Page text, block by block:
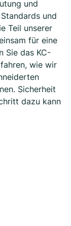
und
und
Teil unserer
für eine
Sie das KC-
wie wir
Sicherheit
dazu kann